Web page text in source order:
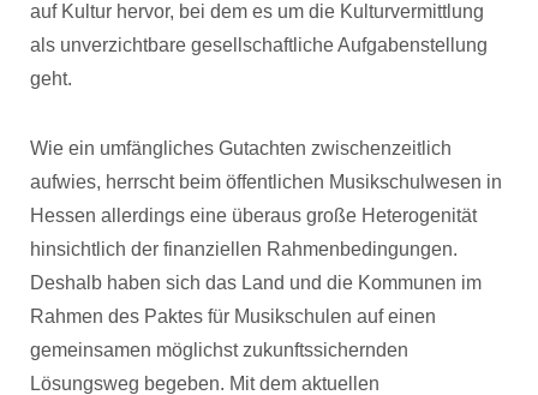
auf Kultur hervor, bei dem es um die Kulturvermittlung
als unverzichtbare gesellschaftliche Aufgabenstellung
geht.
Wie ein umfängliches Gutachten zwischenzeitlich
aufwies, herrscht beim öffentlichen Musikschulwesen in
Hessen allerdings eine überaus große Heterogenität
hinsichtlich der finanziellen Rahmenbedingungen.
Deshalb haben sich das Land und die Kommunen im
Rahmen des Paktes für Musikschulen auf einen
gemeinsamen möglichst zukunftssichernden
Lösungsweg begeben. Mit dem aktuellen